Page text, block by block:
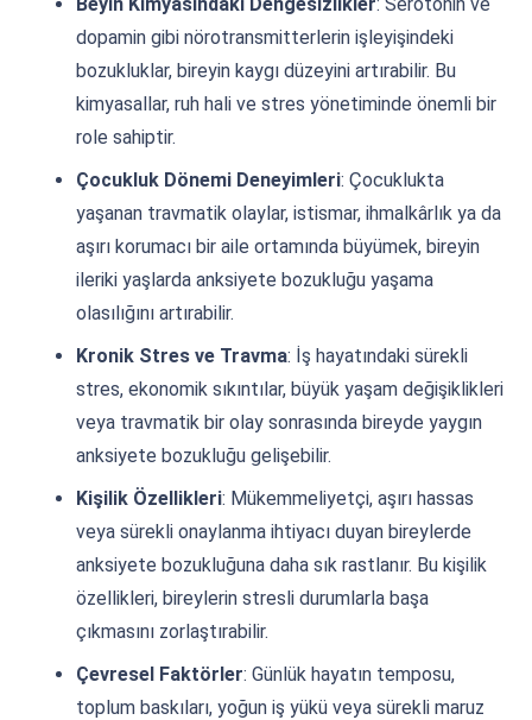
dopamin gibi nörotransmitterlerin işleyişindeki
bozukluklar, bireyin kaygı düzeyini artırabilir. Bu
kimyasallar, ruh hali ve stres yönetiminde önemli bir
role sahiptir.
Çocukluk Dönemi Deneyimleri: Çocuklukta
yaşanan travmatik olaylar, istismar, ihmalkârlık ya da
aşırı korumacı bir aile ortamında büyümek, bireyin
ileriki yaşlarda anksiyete bozukluğu yaşama
olasılığını artırabilir.
Kronik Stres ve Travma: İş hayatındaki sürekli
stres, ekonomik sıkıntılar, büyük yaşam değişiklikleri
veya travmatik bir olay sonrasında bireyde yaygın
anksiyete bozukluğu gelişebilir.
Kişilik Özellikleri: Mükemmeliyetçi, aşırı hassas
veya sürekli onaylanma ihtiyacı duyan bireylerde
anksiyete bozukluğuna daha sık rastlanır. Bu kişilik
özellikleri, bireylerin stresli durumlarla başa
çıkmasını zorlaştırabilir.
Çevresel Faktörler: Günlük hayatın temposu,
toplum baskıları, yoğun iş yükü veya sürekli maruz